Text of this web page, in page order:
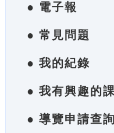
● 電子報
● 常見問題
● 我的紀錄
● 我有興趣的
● 導覽申請查詢